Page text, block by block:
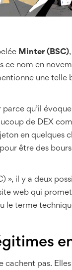
Minter (BSC)
ce nom en
une telle
qu’il
de DEX
en quelques
être des
», il y a deux
web qui
le terme
cachent pas.